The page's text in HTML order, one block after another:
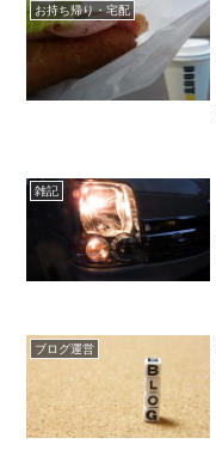
お持ち帰り・宅配
雑記
ブログ運営